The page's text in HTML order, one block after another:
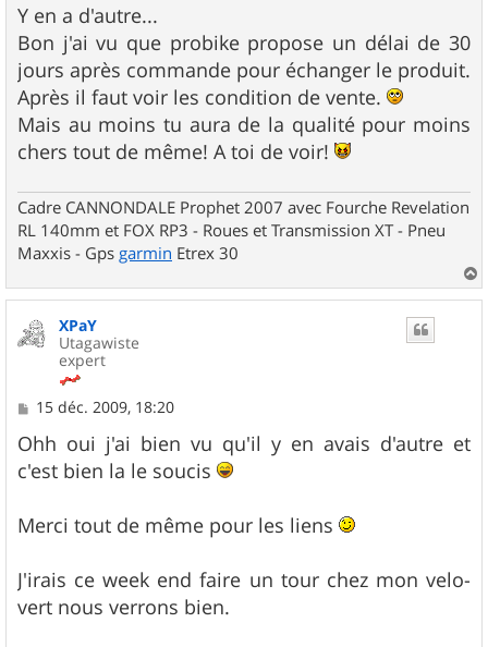
Y en a d'autre...
Bon j'ai vu que probike propose un délai de 30
jours après commande pour échanger le produit.
Après il faut voir les condition de vente.
Mais au moins tu aura de la qualité pour moins
chers tout de même! A toi de voir!
Cadre CANNONDALE Prophet 2007 avec Fourche Revelation
RL 140mm et FOX RP3 - Roues et Transmission XT - Pneu
Maxxis - Gps garmin Etrex 30
a
XPaY
Utagawiste
expert
M
s
s
a
15 déc. 2009, 18:20
Ohh oui j'ai bien vu qu'il y en avais d'autre et
c'est bien la le soucis
Merci tout de même pour les liens
J'irais ce week end faire un tour chez mon velo-
vert nous verrons bien.